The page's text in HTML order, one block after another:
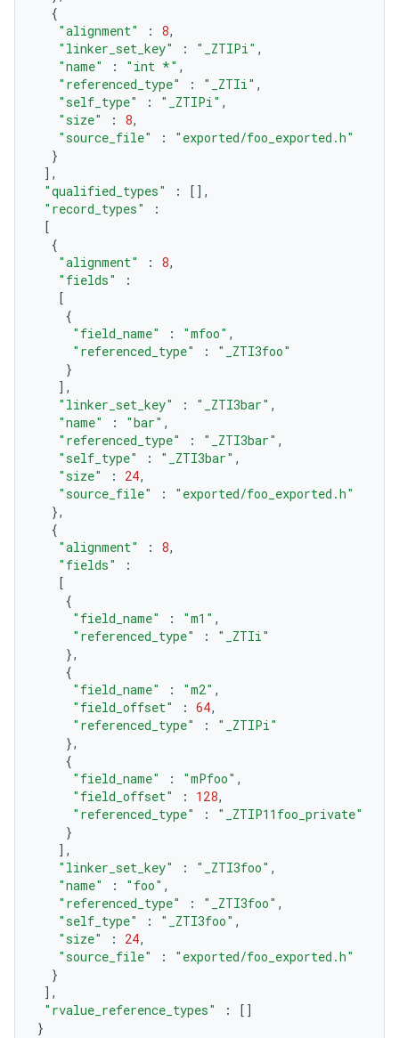
{
"alignment"
: 8,
"linker_set_key"
: "_ZTIPi" ,
"name"
: "int *" ,
"referenced_type"
: "_ZTIi" ,
"self_type"
: "_ZTIPi" ,
"size"
: 8,
"source_file"
:
"exported/foo_exported.h"
}
],
"qualified_types"
:
[],
"record_types"
:
[
{
"alignment"
: 8,
"fields"
:
[
{
"field_name"
: "mfoo" ,
"referenced_type"
:
"_ZTI3foo"
}
],
"linker_set_key"
: "_ZTI3bar" ,
"name"
: "bar" ,
"referenced_type"
: "_ZTI3bar" ,
"self_type"
: "_ZTI3bar" ,
"size"
: 24,
"source_file"
:
"exported/foo_exported.h"
},
{
"alignment"
: 8,
"fields"
:
[
{
"field_name"
: "m1" ,
"referenced_type"
:
"_ZTIi"
},
{
"field_name"
: "m2" ,
"field_offset"
: 64,
"referenced_type"
:
"_ZTIPi"
},
{
"field_name"
: "mPfoo" ,
"field_offset"
: 128,
"referenced_type"
:
"_ZTIP11foo_private"
}
],
"linker_set_key"
: "_ZTI3foo" ,
"name"
: "foo" ,
"referenced_type"
: "_ZTI3foo" ,
"self_type"
: "_ZTI3foo" ,
"size"
: 24,
"source_file"
:
"exported/foo_exported.h"
}
],
"rvalue_reference_types"
:
[]
}